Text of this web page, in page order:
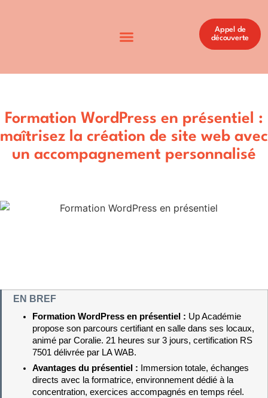
Appel de
découverte
Formation WordPress en présentiel :
maîtrisez la création de site web avec
un accompagnement personnalisé
EN BREF
Formation WordPress en présentiel : Up Académie
propose son parcours certifiant en salle dans ses locaux,
animé par Coralie. 21 heures sur 3 jours, certification RS
7501 délivrée par LA WAB.
Avantages du présentiel :
Immersion totale, échanges
directs avec la formatrice, environnement dédié à la
concentration, exercices accompagnés en temps réel.